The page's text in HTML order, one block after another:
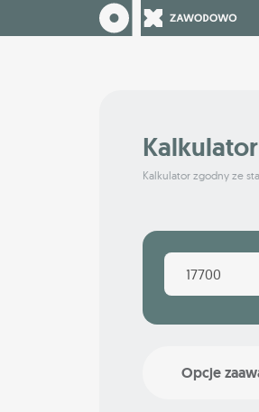
Kalkulator zgodny ze
Opcje